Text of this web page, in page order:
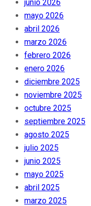
junio 2026
mayo 2026
abril 2026
marzo 2026
febrero 2026
enero 2026
diciembre 2025
noviembre 2025
octubre 2025
septiembre 2025
agosto 2025
julio 2025
junio 2025
mayo 2025
abril 2025
marzo 2025